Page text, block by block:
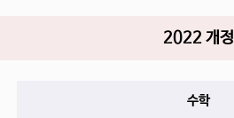
2022 개정
수학